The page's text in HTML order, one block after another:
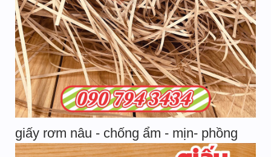
giấy rơm nâu - chống ẩm - mịn- phồng